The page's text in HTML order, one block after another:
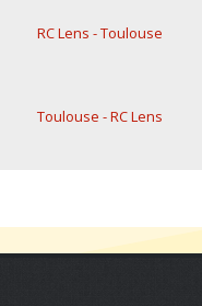
RC Lens - Toulouse
Toulouse - RC Lens